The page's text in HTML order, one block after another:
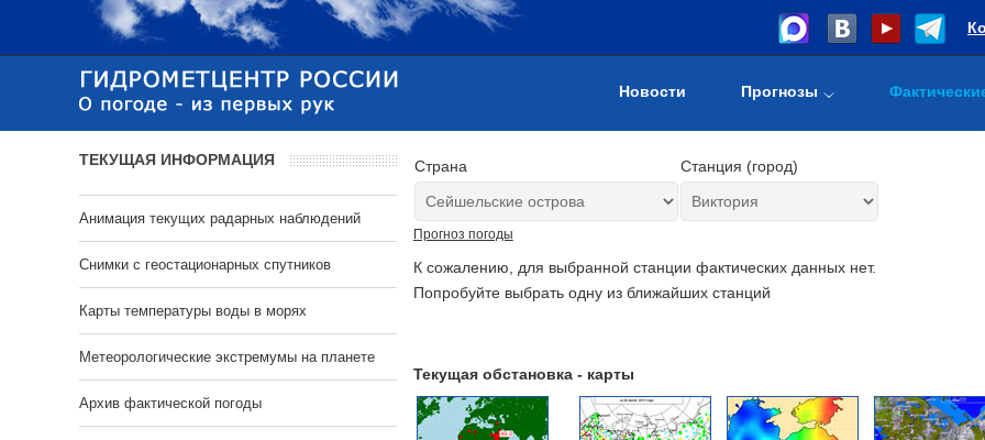
Новости Прогнозы
Страна Станция (город)
Прогноз погоды
К сожалению, для выбранной станции фактических данных нет.
Попробуйте выбрать одну из ближайших станций
Текущая обстановка - карты
ТЕКУЩАЯ ИНФОРМАЦИЯ
Анимация текущих радарных наблюдений
Cнимки с геостационарных спутников
Карты температуры воды в морях
Метеорологические экстремумы на планете
Архив фактической погоды